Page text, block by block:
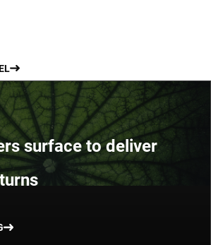
surface to deliver